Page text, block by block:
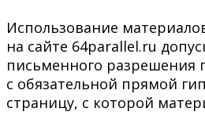
Использование
на сайте 64parallel.ru
письменного разрешения
с обязательной прямой
страницу, с которой